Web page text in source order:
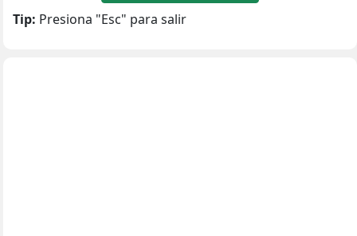
Tip: Presiona "Esc" para salir